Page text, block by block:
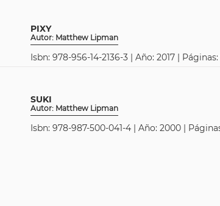
PIXY
Autor: Matthew Lipman
Isbn: 978-956-14-2136-3 | Año: 2017 |
SUKI
Autor: Matthew Lipman
Isbn: 978-987-500-041-4 | Año: 2000 |